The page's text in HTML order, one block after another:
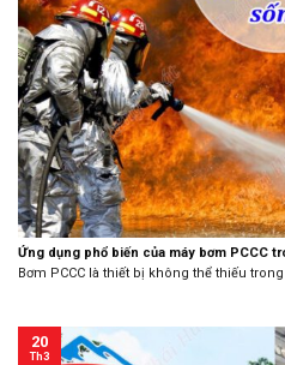
Ứng dụng phổ biến của máy bơm PCCC
Bơm PCCC là thiết bị không thể thiếu
20
Th3